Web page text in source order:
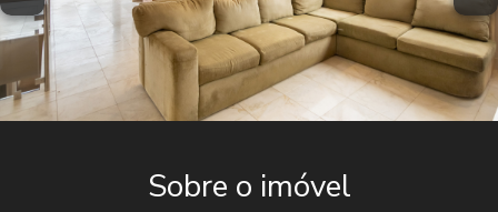
Sobre o imóvel